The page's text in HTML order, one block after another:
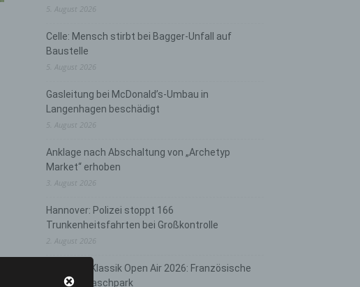
5. August 2026
Celle: Mensch stirbt bei Bagger-Unfall auf
Baustelle
5. August 2026
Gasleitung bei McDonald’s-Umbau in
Langenhagen beschädigt
5. August 2026
Anklage nach Abschaltung von „Archetyp
Market“ erhoben
3. August 2026
Hannover: Polizei stoppt 166
Trunkenheitsfahrten bei Großkontrolle
2. August 2026
Hannover Klassik Open Air 2026: Französische
Oper im Maschpark